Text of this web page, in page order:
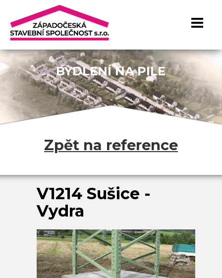
BYDLENÍ NA PILE
Zpět na reference
V1214 Sušice -
Vydra